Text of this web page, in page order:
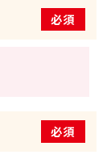
必須
必須